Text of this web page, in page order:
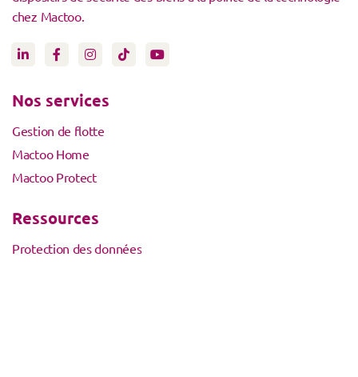
chez Mactoo.
Nos services
Gestion de flotte
Mactoo Home
Mactoo Protect
Ressources
Protection des données